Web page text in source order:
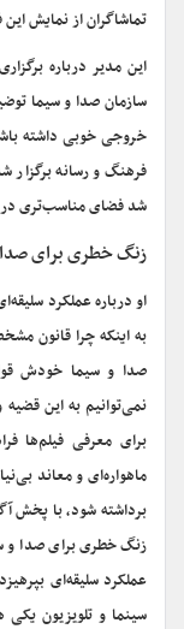
تماشاگران از نمایش
این مدیر درباره
سازمان صدا و سیما
خروجی خوبی داشته
فرهنگ و رسانه برگزار
شد فضای مناسب‌تری در
زنگ خطری برای
او درباره عملکرد
به اینکه چرا قانون
صدا و سیما خودش
نمی‌توانیم به این
برای معرفی فیلم‌ها
ماهواره‌ای و معاند
برداشته شود، با پخش
زنگ خطری برای صدا و
عملکرد سلیقه‌ای
سینما و تلویزیون